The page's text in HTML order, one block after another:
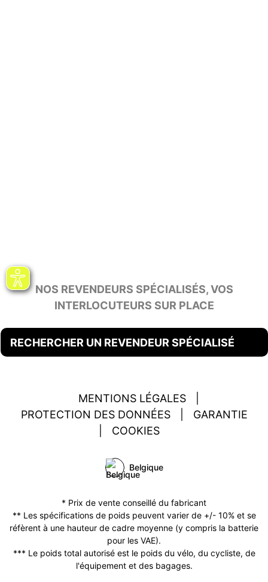
NOS REVENDEURS SPÉCIALISÉS, VOS
INTERLOCUTEURS SUR PLACE
RECHERCHER UN REVENDEUR SPÉCIALISÉ
MENTIONS LÉGALES
PROTECTION DES DONNÉES
GARANTIE
COOKIES
Belgique
* Prix de vente conseillé du fabricant
** Les spécifications de poids peuvent varier de +/- 10% et se
réfèrent à une hauteur de cadre moyenne (y compris la batterie
pour les VAE).
*** Le poids total autorisé est le poids du vélo, du cycliste, de
l'équipement et des bagages.